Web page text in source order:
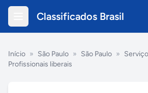
Classificados Brasil
Início » São Paulo » São Paulo »
Profissionais liberais